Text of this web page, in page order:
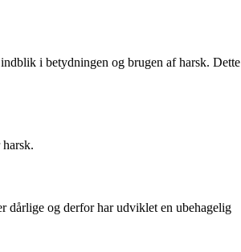
i betydningen og brugen af harsk. Dette
dårlige og derfor har udviklet en ubehagelig